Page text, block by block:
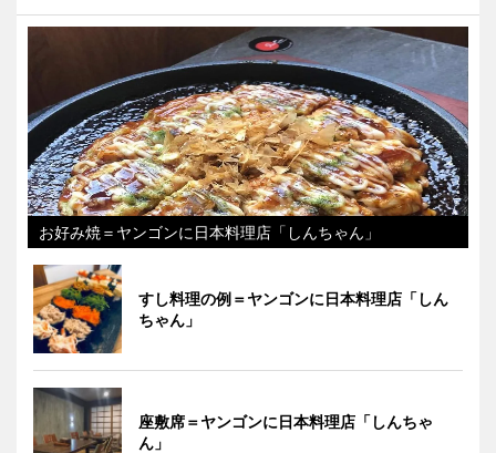
お好み焼＝ヤンゴンに日本料理店「しんちゃん」
すし料理の例＝ヤンゴンに日本料理店「しん
ちゃん」
座敷席＝ヤンゴンに日本料理店「しんちゃ
ん」